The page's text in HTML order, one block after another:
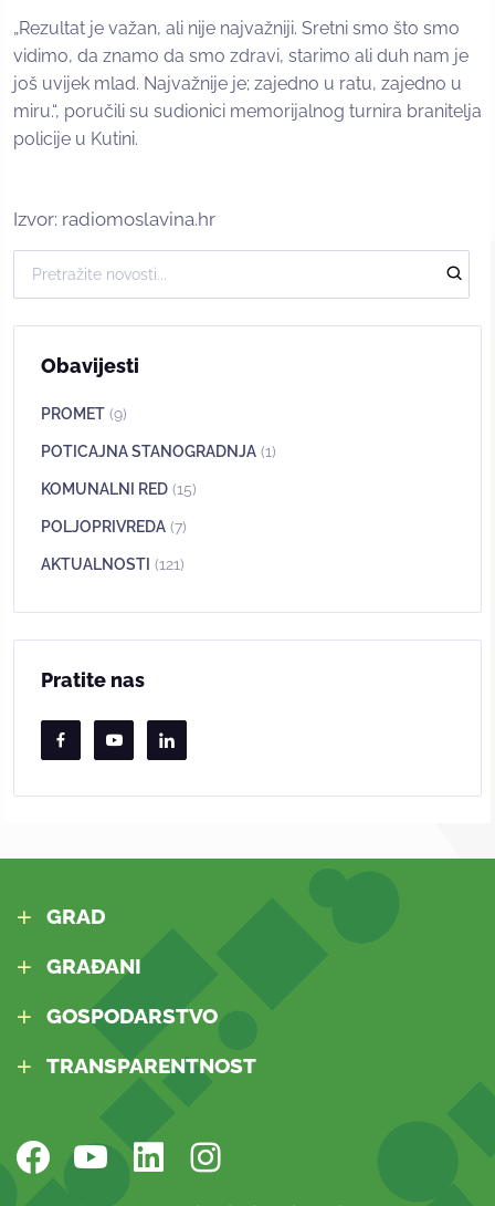
„Rezultat je važan, ali nije najvažniji. Sretni smo što smo
vidimo, da znamo da smo zdravi, starimo ali duh nam je
još uvijek mlad. Najvažnije je; zajedno u ratu, zajedno u
miru.“, poručili su sudionici memorijalnog turnira branitelja
policije u Kutini.
Izvor: radiomoslavina.hr
Obavijesti
PROMET (9)
POTICAJNA STANOGRADNJA (1)
KOMUNALNI RED (15)
POLJOPRIVREDA (7)
AKTUALNOSTI (121)
Pratite nas
GRAD
GRAĐANI
GOSPODARSTVO
TRANSPARENTNOST